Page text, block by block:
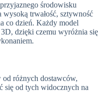
środowisku
trwałość, sztywność
co dzień. Każdy model
dzięki czemu wyróżnia się
od różnych dostawców,
się od tych widocznych na